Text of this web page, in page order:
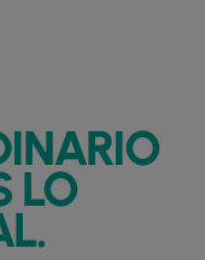
LO